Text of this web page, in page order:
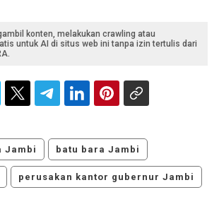
konten, melakukan crawling atau
untuk AI di situs web ini tanpa izin tertulis dari
Jambi batu bara Jambi
perusakan kantor gubernur Jambi